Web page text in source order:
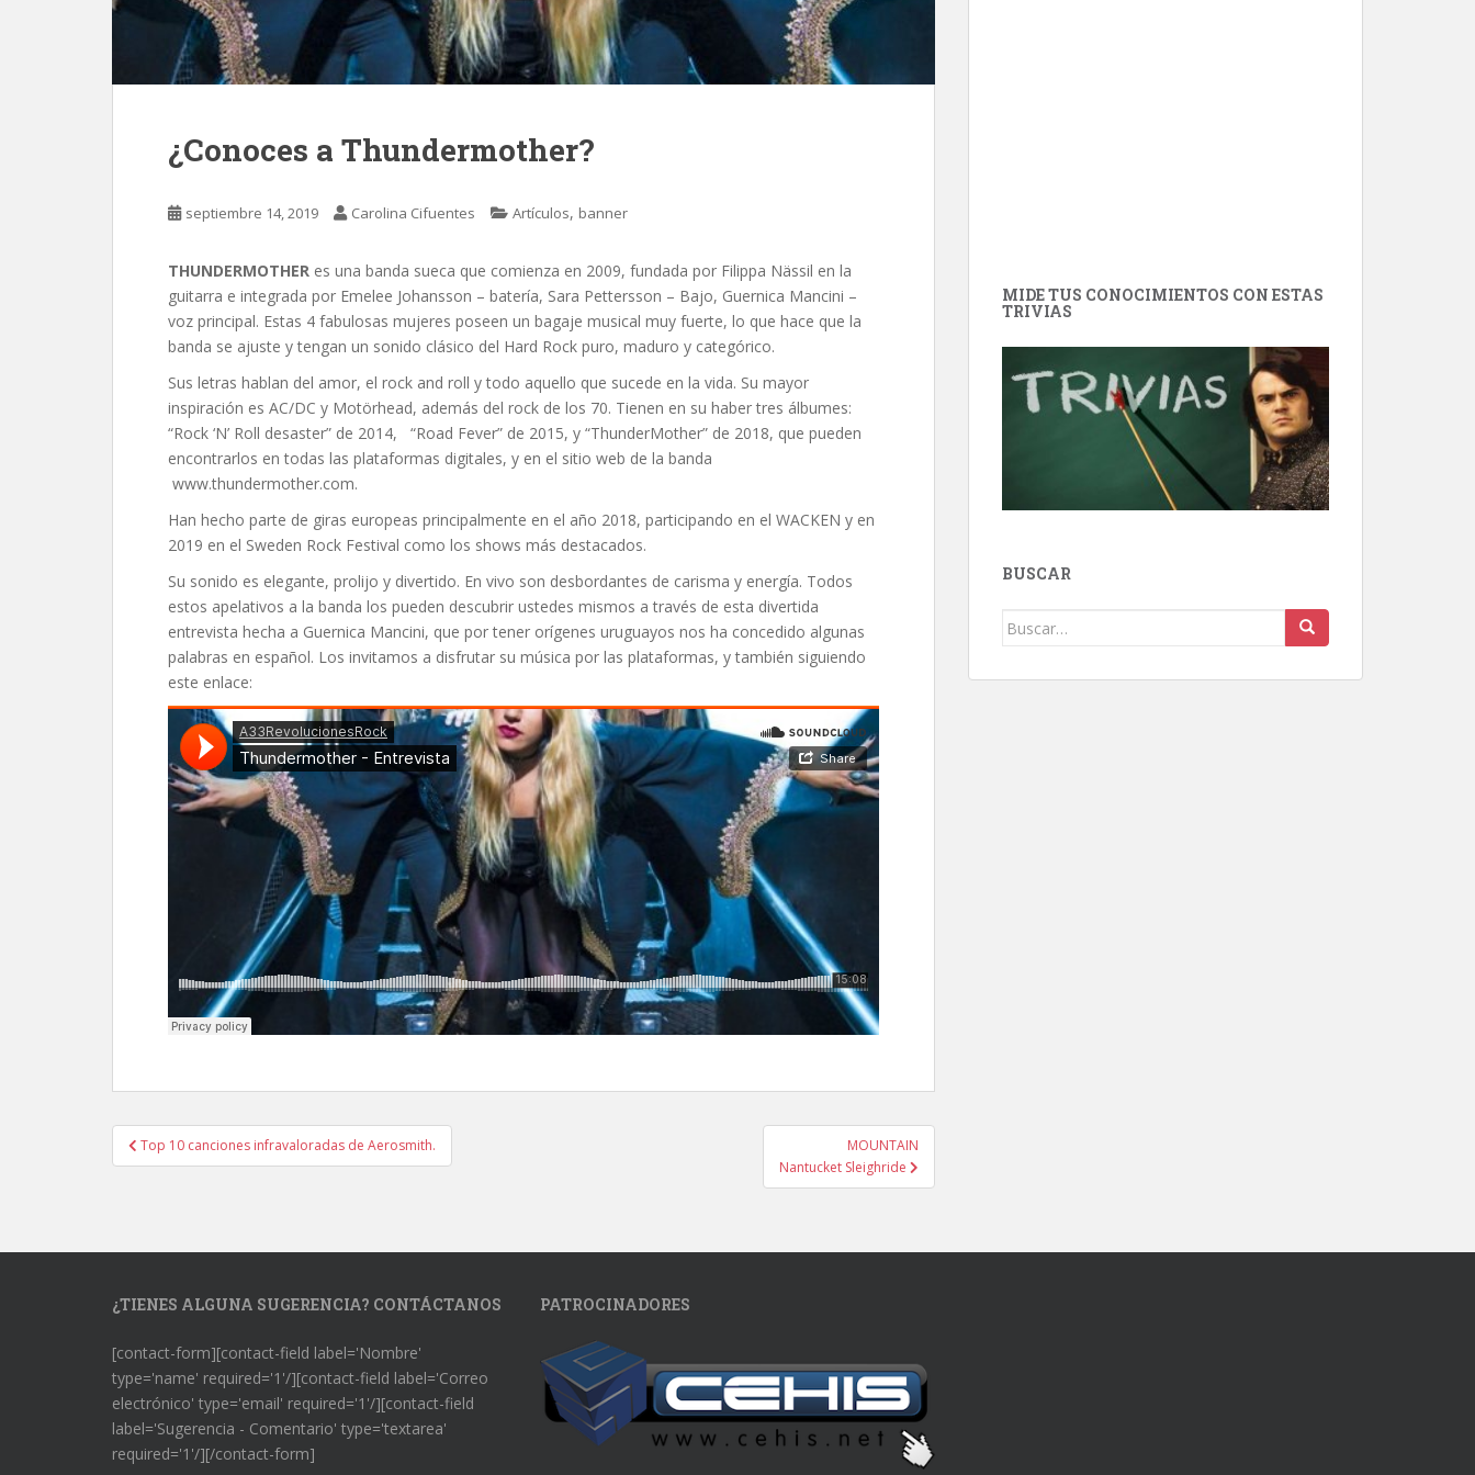
¿Conoces a Thundermother?
septiembre 14, 2019 Carolina Cifuentes Artículos, banner
THUNDERMOTHER es una banda sueca que comienza en 2009, fundada por Filippa Nässil en la
guitarra e integrada por Emelee Johansson – batería, Sara Pettersson – Bajo, Guernica Mancini –
voz principal. Estas 4 fabulosas mujeres poseen un bagaje musical muy fuerte, lo que hace que la
banda se ajuste y tengan un sonido clásico del Hard Rock puro, maduro y categórico.
Sus letras hablan del amor, el rock and roll y todo aquello que sucede en la vida. Su mayor
inspiración es AC/DC y Motörhead, además del rock de los 70. Tienen en su haber tres álbumes:
“Rock ‘N’ Roll desaster” de 2014, “Road Fever” de 2015, y “ThunderMother” de 2018, que pueden
encontrarlos en todas las plataformas digitales, y en el sitio web de la banda
www.thundermother.com.
Han hecho parte de giras europeas principalmente en el año 2018, participando en el WACKEN y en
2019 en el Sweden Rock Festival como los shows más destacados.
Su sonido es elegante, prolijo y divertido. En vivo son desbordantes de carisma y energía. Todos
estos apelativos a la banda los pueden descubrir ustedes mismos a través de esta divertida
entrevista hecha a Guernica Mancini, que por tener orígenes uruguayos nos ha concedido algunas
palabras en español. Los invitamos a disfrutar su música por las plataformas, y también siguiendo
este enlace:
Navegación
de
Top 10 canciones infravaloradas de Aerosmith.
MOUNTAIN
Nantucket Sleighride
MIDE TUS CONOCIMIENTOS CON ESTAS
TRIVIAS
BUSCAR
Buscar:
¿TIENES ALGUNA SUGERENCIA? CONTÁCTANOS
[contact-form][contact-field label='Nombre'
type='name' required='1'/][contact-field label='Correo
electrónico' type='email' required='1'/][contact-field
label='Sugerencia - Comentario' type='textarea'
required='1'/][/contact-form]
PATROCINADORES